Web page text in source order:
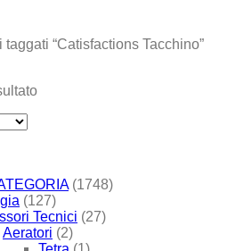
“Catisfactions Tacchino”
(1748)
(127)
Tecnici (27)
Aeratori (2)